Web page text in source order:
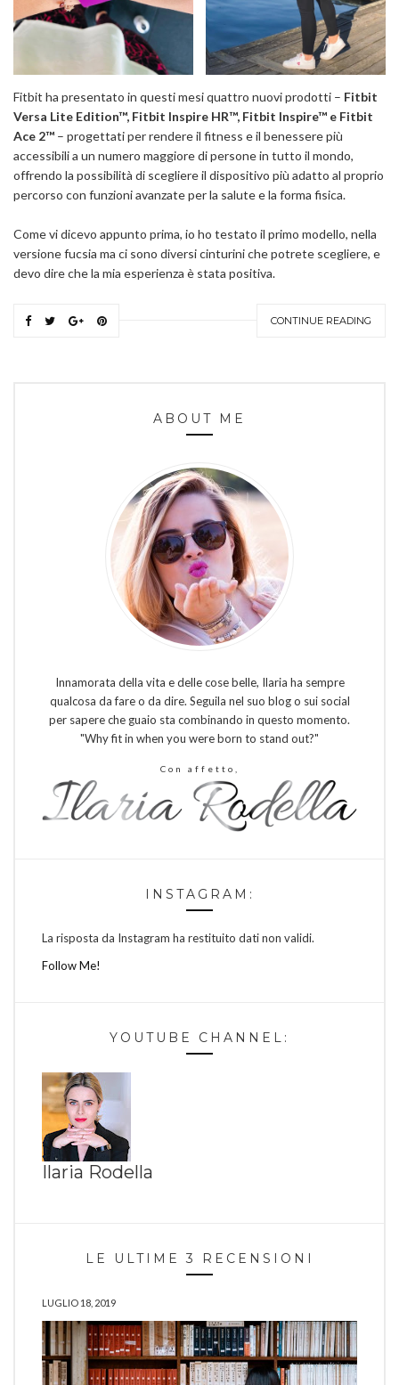
Fitbit ha presentato in questi mesi quattro nuovi prodotti – Fitbit
Versa Lite Edition™, Fitbit Inspire HR™, Fitbit Inspire™ e Fitbit
Ace 2™ – progettati per rendere il fitness e il benessere più
accessibili a un numero maggiore di persone in tutto il mondo,
offrendo la possibilità di scegliere il dispositivo più adatto al proprio
percorso con funzioni avanzate per la salute e la forma fisica.
Come vi dicevo appunto prima, io ho testato il primo modello, nella
versione fucsia ma ci sono diversi cinturini che potrete scegliere, e
devo dire che la mia esperienza è stata positiva.
CONTINUE READING
ABOUT ME
Innamorata della vita e delle cose belle, Ilaria ha sempre
qualcosa da fare o da dire. Seguila nel suo blog o sui social
per sapere che guaio sta combinando in questo momento.
"Why fit in when you were born to stand out?"
Con affetto,
INSTAGRAM:
La risposta da Instagram ha restituito dati non validi.
Follow Me!
YOUTUBE CHANNEL:
Ilaria Rodella
LE ULTIME 3 RECENSIONI
LUGLIO 18, 2019